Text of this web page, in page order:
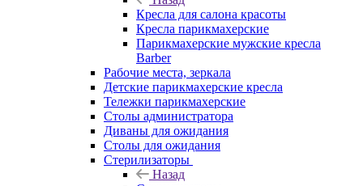
Кресла для салона красоты
Кресла парикмахерские
Парикмахерские мужские кресла
Barber
Рабочие места, зеркала
Детские парикмахерские кресла
Тележки парикмахерские
Столы администратора
Диваны для ожидания
Столы для ожидания
Стерилизаторы
Назад